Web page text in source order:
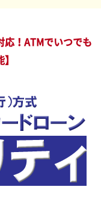
応！ATMでいつでも